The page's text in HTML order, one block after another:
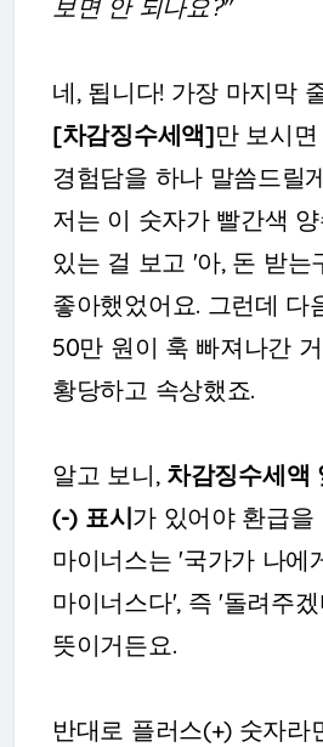
보면 안 되나요?"
네, 됩니다! 가장 마지막
[차감징수세액]만 보시
경험담을 하나 말씀드릴
저는 이 숫자가 빨간색
있는 걸 보고 '아, 돈 받는
좋아했었어요. 그런데 다
50만 원이 훅 빠져나간
황당하고 속상했죠.
알고 보니, 차감징수세액
(-) 표시가 있어야 환급을
마이너스는 '국가가 나에
마이너스다', 즉 '돌려주
뜻이거든요.
반대로 플러스(+) 숫자라